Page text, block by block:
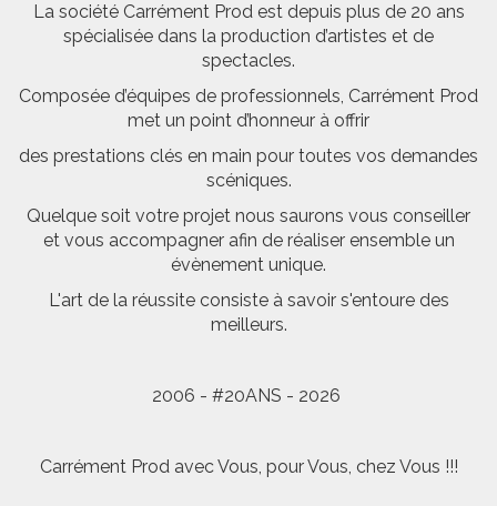
La société Carrément Prod est depuis plus de 20 ans
spécialisée dans la production d’artistes et de
spectacles.
Composée d’équipes de professionnels, Carrément Prod
met un point d’honneur à offrir
des prestations clés en main pour toutes vos demandes
scéniques.
Quelque soit votre projet nous saurons vous conseiller
et vous accompagner afin de réaliser ensemble un
évènement unique.
L'art de la réussite consiste à savoir s'entoure des
meilleurs.
2006 - #20ANS - 2026
Carrément Prod avec Vous, pour Vous, chez Vous !!!